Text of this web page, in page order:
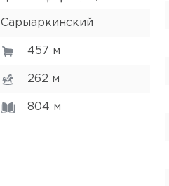
Сарыаркинский
457 м
262 м
804 м